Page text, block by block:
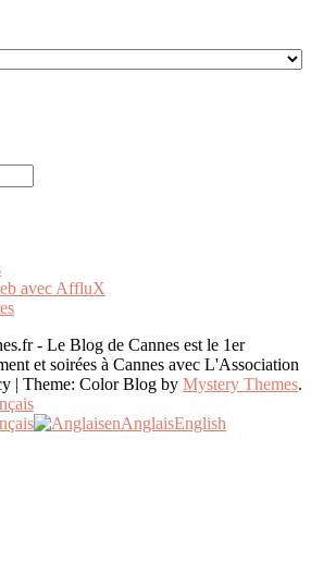
avec AffluX
- Le Blog de Cannes est le 1er
et soirées à Cannes avec L'Association
| Theme: Color Blog by Mystery Themes.
enAnglaisEnglish